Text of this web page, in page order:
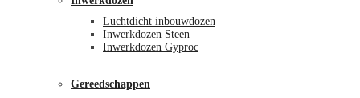
Luchtdicht inbouwdozen
Inwerkdozen Steen
Inwerkdozen Gyproc
Gereedschappen